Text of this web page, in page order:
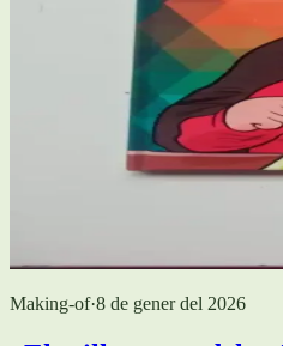
Making-of·8 de gener del 2026